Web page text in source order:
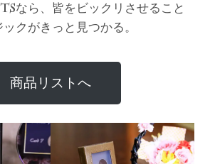
なら、皆をビックリさせること
クがきっと見つかる。
商品リストへ